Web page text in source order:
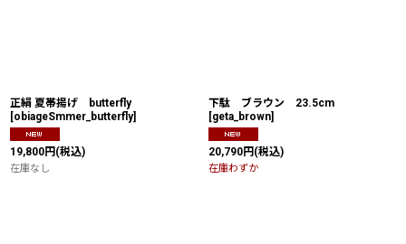
正絹 夏帯揚げ butterfly
[obiageSmmer_butterfly]
19,800円 (税込)
在庫なし
下駄 ブラウン 23.5cm
[geta_brown]
20,790円 (税込)
在庫わずか